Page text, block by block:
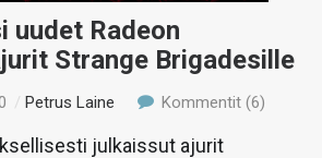
uudet Radeon
Strange Brigadesille
/Petrus Laine Kommentit (6)
julkaissut ajurit